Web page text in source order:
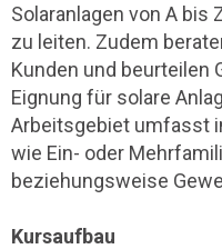
Solaranlagen von A bis
zu leiten. Zudem
Kunden und beurteilen
Eignung für solare
Arbeitsgebiet umfasst
wie Ein- oder
beziehungsweise
Kursaufbau